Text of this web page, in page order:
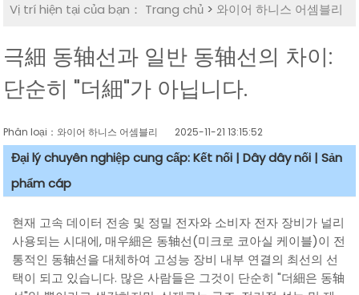
Vị trí hiện tại của bạn： Trang chủ > 와이어 하니스 어셈블리
극細 동轴선과 일반 동轴선의 차이:
단순히 "더細"가 아닙니다.
Phân loại：와이어 하니스 어셈블리 2025-11-21 13:15:52
Đại lý chuyên nghiệp cung cấp: Kết nối | Dây dây nối | Sản
phẩm cáp
현재 고속 데이터 전송 및 정밀 전자와 소비자 전자 장비가 널리
사용되는 시대에, 매우細은 동轴선(미크로 코아실 케이블)이 전
통적인 동轴선을 대체하여 고성능 장비 내부 연결의 최선의 선
택이 되고 있습니다. 많은 사람들은 그것이 단순히 "더細은 동轴